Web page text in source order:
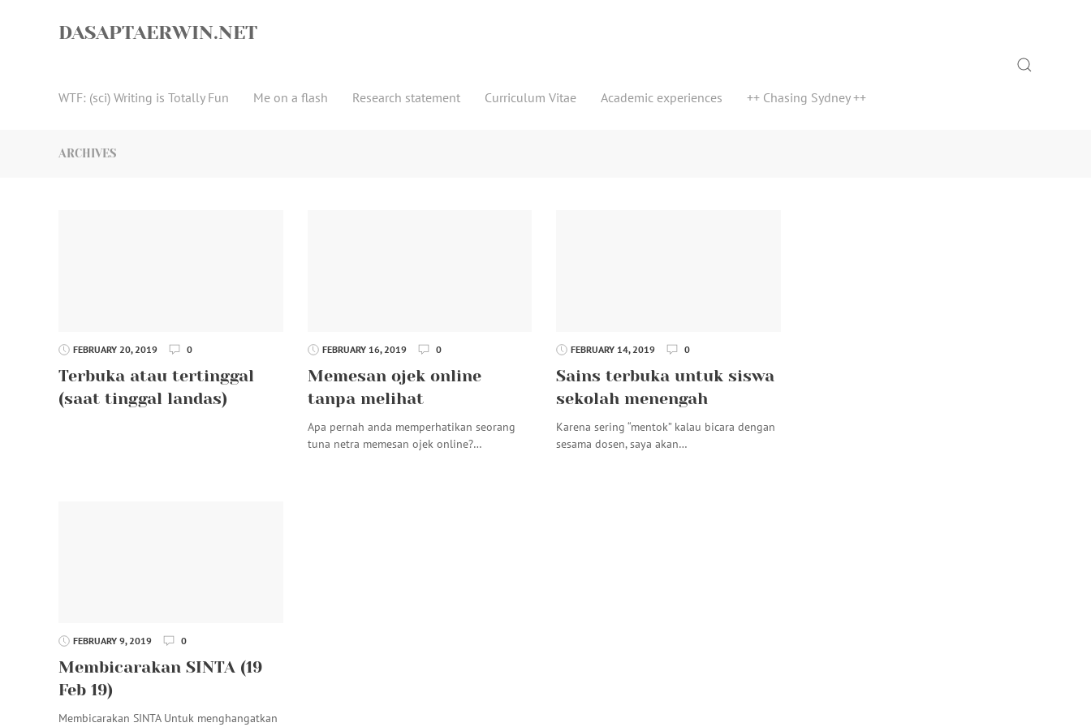
DASAPTAERWIN.NET
WTF: (sci) Writing is Totally Fun Me on a flash Research statement Curriculum Vitae Academic experiences ++ Chasing Sydney ++
Search
ARCHIVES
FEBRUARY 20, 2019 0
Terbuka atau tertinggal
(saat tinggal landas)
FEBRUARY 16, 2019 0
Memesan ojek online
tanpa melihat
Apa pernah anda memperhatikan seorang
tuna netra memesan ojek online?…
FEBRUARY 14, 2019 0
Sains terbuka untuk siswa
sekolah menengah
Karena sering “mentok” kalau bicara dengan
sesama dosen, saya akan…
FEBRUARY 9, 2019 0
Membicarakan SINTA (19
Feb 19)
Membicarakan SINTA Untuk menghangatkan